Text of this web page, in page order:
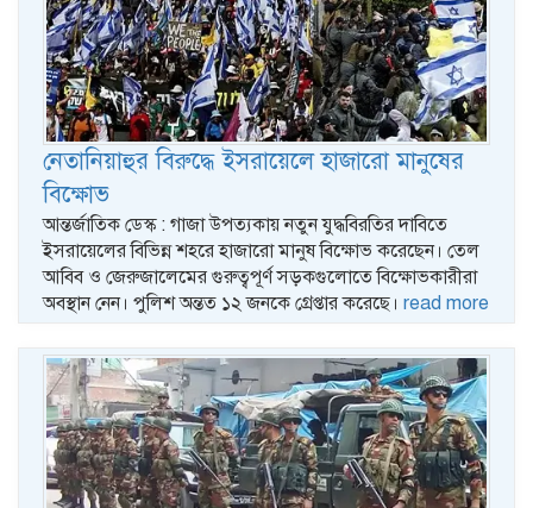
নেতানিয়াহুর বিরুদ্ধে ইসরায়েলে হাজারো মানুষের
বিক্ষোভ
আন্তর্জাতিক ডেস্ক : গাজা উপত্যকায় নতুন যুদ্ধবিরতির দাবিতে
ইসরায়েলের বিভিন্ন শহরে হাজারো মানুষ বিক্ষোভ করেছেন। তেল
আবিব ও জেরুজালেমের গুরুত্বপূর্ণ সড়কগুলোতে বিক্ষোভকারীরা
অবস্থান নেন। পুলিশ অন্তত ১২ জনকে গ্রেপ্তার করেছে। read more